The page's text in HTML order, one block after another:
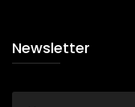
Newsletter